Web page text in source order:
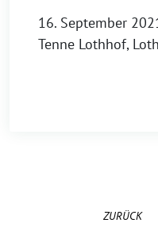
16. September
Tenne Lothhof,
ZURÜCK